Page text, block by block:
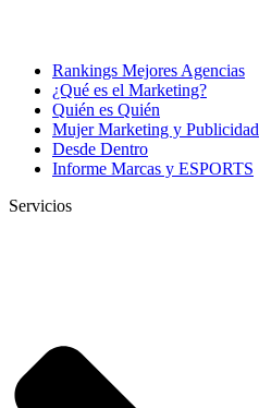
Rankings Mejores Agencias
¿Qué es el Marketing?
Quién es Quién
Mujer Marketing y Publicidad
Desde Dentro
Informe Marcas y ESPORTS
Servicios